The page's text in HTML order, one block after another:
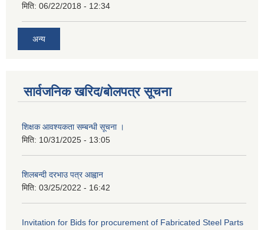
मिति: 06/22/2018 - 12:34
अन्य
सार्वजनिक खरिद/बोलपत्र सूचना
शिक्षक आवश्यकता सम्बन्धी सूचना ।
मिति: 10/31/2025 - 13:05
शिलबन्दी दरभाउ पत्र आह्वान
मिति: 03/25/2022 - 16:42
Invitation for Bids for procurement of Fabricated Steel Parts